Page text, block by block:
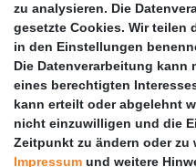
Vertrag widerrufen
PARTNER
DHL
GLS
PaketPLUS
zu analysieren. Die
gesetzte Cookies. Wir teilen
in den Einstellungen
Die Datenverarbeitung
eines berechtigten
kann erteilt oder abgelehnt
nicht einzuwilligen und die
Zeitpunkt zu ändern oder zu
Impressum und weitere